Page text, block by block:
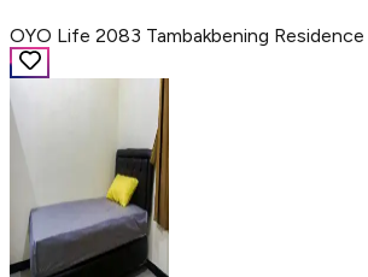
OYO Life 2083 Tambakbening Residence